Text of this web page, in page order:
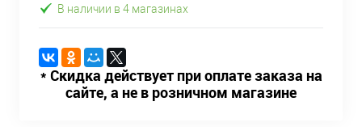
В наличии в 4 магазинах
* Скидка действует при оплате заказа на
сайте, а не в розничном магазине